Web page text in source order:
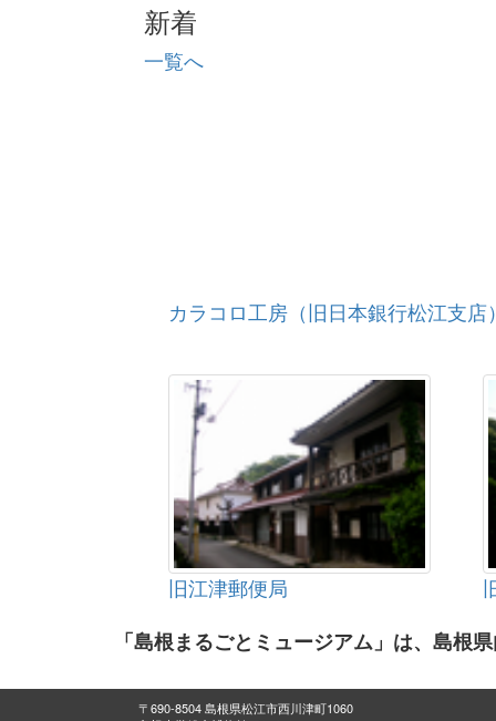
新着
一覧へ
カラコロ工房（旧日本銀行松江支店
旧江津郵便局
「島根まるごとミュージアム」は、島根
〒690-8504 島根県松江市西川津町1060